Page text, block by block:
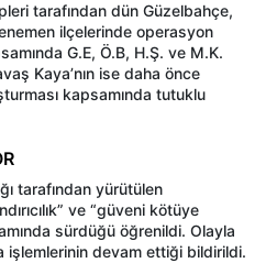
tarafından dün Güzelbahçe,
ilçelerinde operasyon
G.E, Ö.B, H.Ş. ve M.K.
Kaya’nın ise daha önce
kapsamında tutuklu
tarafından yürütülen
ve “güveni kötüye
sürdüğü öğrenildi. Olayla
işlemlerinin devam ettiği bildirildi.